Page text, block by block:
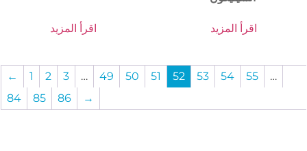
اقرأ المزيد اقرأ المزيد
← 1 2 3 … 49 50 51 52 53 54 55
…
84
85 86 →